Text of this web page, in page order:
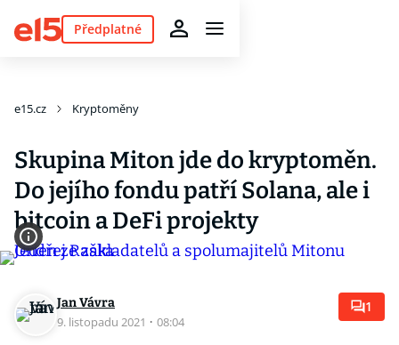
Předplatné
e15.cz Kryptoměny
Skupina Miton jde do kryptoměn.
Do jejího fondu patří Solana, ale i
bitcoin a DeFi projekty
Jan Vávra
9. listopadu 2021 · 08:04
1